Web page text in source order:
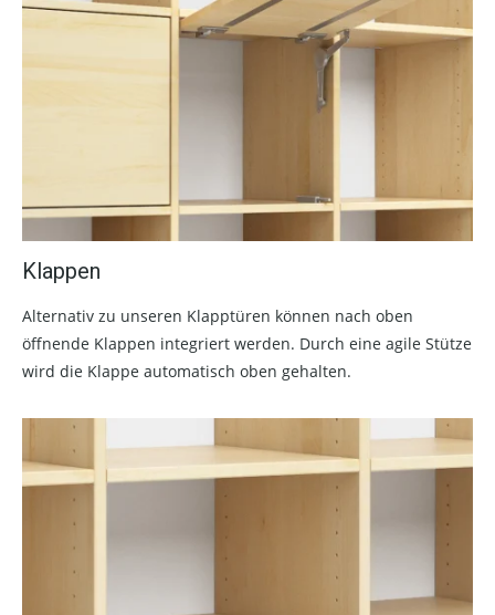
Klappen
Alternativ zu unseren Klapptüren können nach oben
öffnende Klappen integriert werden. Durch eine agile Stütze
wird die Klappe automatisch oben gehalten.